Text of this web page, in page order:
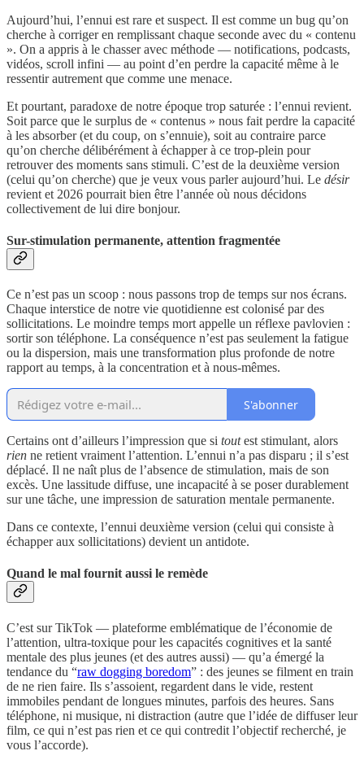
Aujourd’hui, l’ennui est rare et suspect. Il est comme un bug qu’on
cherche à corriger en remplissant chaque seconde avec du « contenu
». On a appris à le chasser avec méthode — notifications, podcasts,
vidéos, scroll infini — au point d’en perdre la capacité même à le
ressentir autrement que comme une menace.
Et pourtant, paradoxe de notre époque trop saturée : l’ennui revient.
Soit parce que le surplus de « contenus » nous fait perdre la capacité
à les absorber (et du coup, on s’ennuie), soit au contraire parce
qu’on cherche délibérément à échapper à ce trop-plein pour
retrouver des moments sans stimuli. C’est de la deuxième version
(celui qu’on cherche) que je veux vous parler aujourd’hui. Le désir
revient et 2026 pourrait bien être l’année où nous décidons
collectivement de lui dire bonjour.
Sur-stimulation permanente, attention fragmentée
Ce n’est pas un scoop : nous passons trop de temps sur nos écrans.
Chaque interstice de notre vie quotidienne est colonisé par des
sollicitations. Le moindre temps mort appelle un réflexe pavlovien :
sortir son téléphone. La conséquence n’est pas seulement la fatigue
ou la dispersion, mais une transformation plus profonde de notre
rapport au temps, à la concentration et à nous-mêmes.
S'abonner
Certains ont d’ailleurs l’impression que si toutest stimulant, alors
rien ne retient vraiment l’attention. L’ennui n’a pas disparu ; il s’est
déplacé. Il ne naît plus de l’absence de stimulation, mais de son
excès. Une lassitude diffuse, une incapacité à se poser durablement
sur une tâche, une impression de saturation mentale permanente.
Dans ce contexte, l’ennui deuxième version (celui qui consiste à
échapper aux sollicitations) devient un antidote.
Quand le mal fournit aussi le remède
C’est sur TikTok — plateforme emblématique de l’économie de
l’attention, ultra-toxique pour les capacités cognitives et la santé
mentale des plus jeunes (et des autres aussi) — qu’a émergé la
tendance du “raw dogging boredom” : des jeunes se filment en train
de ne rien faire. Ils s’assoient, regardent dans le vide, restent
immobiles pendant de longues minutes, parfois des heures. Sans
téléphone, ni musique, ni distraction (autre que l’idée de diffuser leur
film, ce qui n’est pas rien et ce qui contredit l’objectif recherché, je
vous l’accorde).